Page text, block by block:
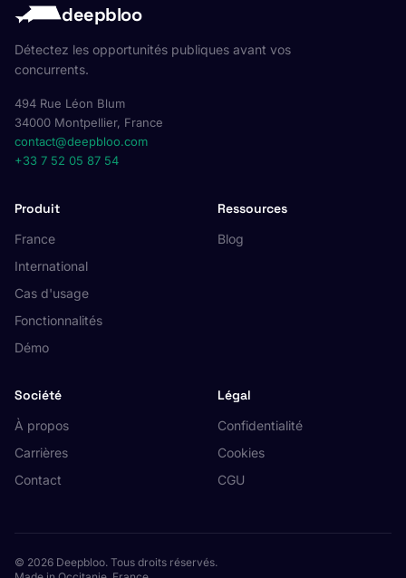
deepbloo
Détectez les opportunités publiques avant vos
concurrents.
494 Rue Léon Blum
34000 Montpellier, France
contact@deepbloo.com
+33 7 52 05 87 54
Produit
France
International
Cas d'usage
Fonctionnalités
Démo
Ressources
Blog
Société
À propos
Carrières
Contact
Légal
Confidentialité
Cookies
CGU
© 2026 Deepbloo. Tous droits réservés.